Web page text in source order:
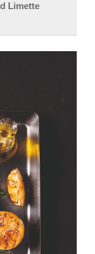
Limette